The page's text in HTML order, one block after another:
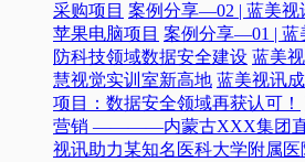
采购项目 案例分享—02 | 蓝美视
苹果电脑项目 案例分享—01 | 蓝
防科技领域数据安全建设 蓝美
慧视觉实训室新高地 蓝美视讯
项目：数据安全领域再获认可！
营销 ————内蒙古XXX集团直
视讯助力某知名医科大学附属